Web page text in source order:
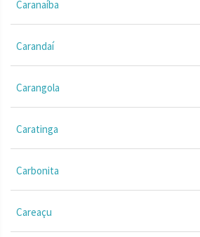
Caranaíba
Carandaí
Carangola
Caratinga
Carbonita
Careaçu